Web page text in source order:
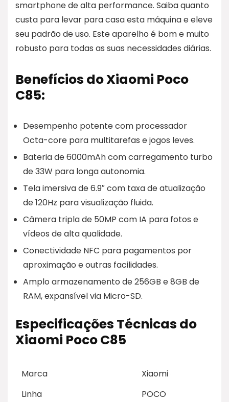
smartphone de alta performance. Saiba quanto
custa para levar para casa esta máquina e eleve
seu padrão de uso. Este aparelho é bom e muito
robusto para todas as suas necessidades diárias.
Benefícios do Xiaomi Poco
C85:
Desempenho potente com processador
Octa-core para multitarefas e jogos leves.
Bateria de 6000mAh com carregamento turbo
de 33W para longa autonomia.
Tela imersiva de 6.9″ com taxa de atualização
de 120Hz para visualização fluida.
Câmera tripla de 50MP com IA para fotos e
vídeos de alta qualidade.
Conectividade NFC para pagamentos por
aproximação e outras facilidades.
Amplo armazenamento de 256GB e 8GB de
RAM, expansível via Micro-SD.
Especificações Técnicas do
Xiaomi Poco C85
Marca
Xiaomi
Linha
POCO